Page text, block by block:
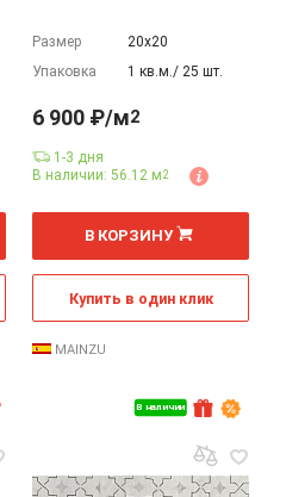
Размер
20х20
Упаковка
1 кв.м./ 25 шт.
В наличии
6 900 ₽/м2
1-3 дня
В наличии: 56.12 м2
м
В КОРЗИНУ
Купить в один клик
MAINZU